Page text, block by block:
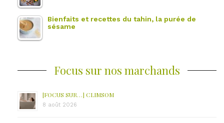
Bienfaits et recettes du tahin, la purée de
sésame
Focus sur nos marchands
[FOCUS SUR…] CLIMSOM
8 août 2026